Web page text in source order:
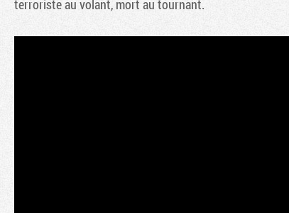
terroriste au volant, mort au tournant.